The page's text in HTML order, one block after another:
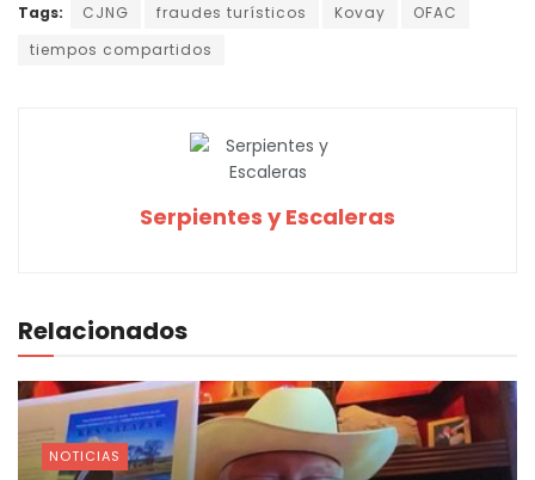
Tags: CJNG fraudes turísticos Kovay
OFAC
tiempos compartidos
Serpientes y Escaleras
Relacionados
NOTICIAS